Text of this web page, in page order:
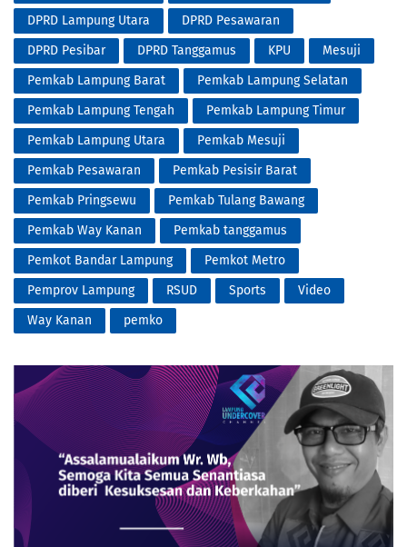
DPRD Lampung Utara
DPRD Pesawaran
DPRD Pesibar
DPRD Tanggamus KPU
Mesuji
Pemkab Lampung Barat
Pemkab Lampung Selatan
Pemkab Lampung Tengah
Pemkab Lampung Timur
Pemkab Lampung Utara
Pemkab Mesuji
Pemkab Pesawaran
Pemkab Pesisir Barat
Pemkab Pringsewu
Pemkab Tulang Bawang
Pemkab Way Kanan
Pemkab tanggamus
Pemkot Bandar Lampung
Pemkot Metro
Pemprov Lampung
RSUD Sports
Video
Way Kanan
pemko